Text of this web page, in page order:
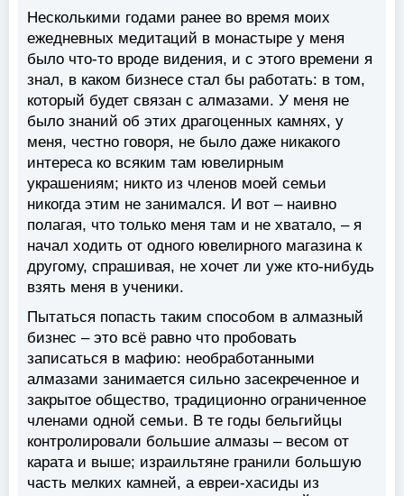
Несколькими годами ранее во время моих
ежедневных медитаций в монастыре у меня
было что-то вроде видения, и с этого времени я
знал, в каком бизнесе стал бы работать: в том,
который будет связан с алмазами. У меня не
было знаний об этих драгоценных камнях, у
меня, честно говоря, не было даже никакого
интереса ко всяким там ювелирным
украшениям; никто из членов моей семьи
никогда этим не занимался. И вот – наивно
полагая, что только меня там и не хватало, – я
начал ходить от одного ювелирного магазина к
другому, спрашивая, не хочет ли уже кто-нибудь
взять меня в ученики.
Пытаться попасть таким способом в алмазный
бизнес – это всё равно что пробовать
записаться в мафию: необработанными
алмазами занимается сильно засекреченное и
закрытое общество, традиционно ограниченное
членами одной семьи. В те годы бельгийцы
контролировали большие алмазы – весом от
карата и выше; израильтяне гранили большую
часть мелких камней, а евреи-хасиды из